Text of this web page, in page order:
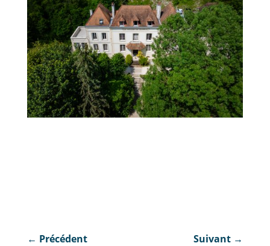
← Précédent Suivant →